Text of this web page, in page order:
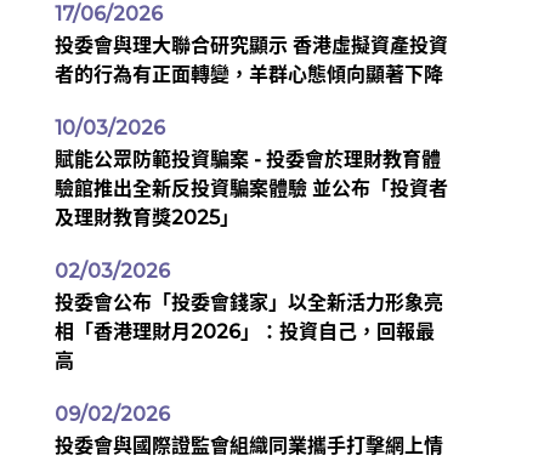
17/06/2026
投委會與理大聯合研究顯示 香港虛擬資產投資
者的行為有正面轉變，羊群心態傾向顯著下降
10/03/2026
賦能公眾防範投資騙案 - 投委會於理財教育體
驗館推出全新反投資騙案體驗 並公布「投資者
及理財教育獎2025」
02/03/2026
投委會公布「投委會錢家」以全新活力形象亮
相「香港理財月2026」：投資自己，回報最
高
09/02/2026
投委會與國際證監會組織同業攜手打擊網上情